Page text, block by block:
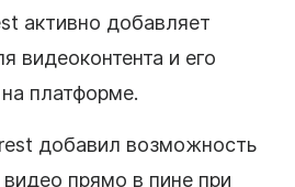
активно добавляет
видеоконтента и его
платформе.
добавил возможность
прямо в пине при